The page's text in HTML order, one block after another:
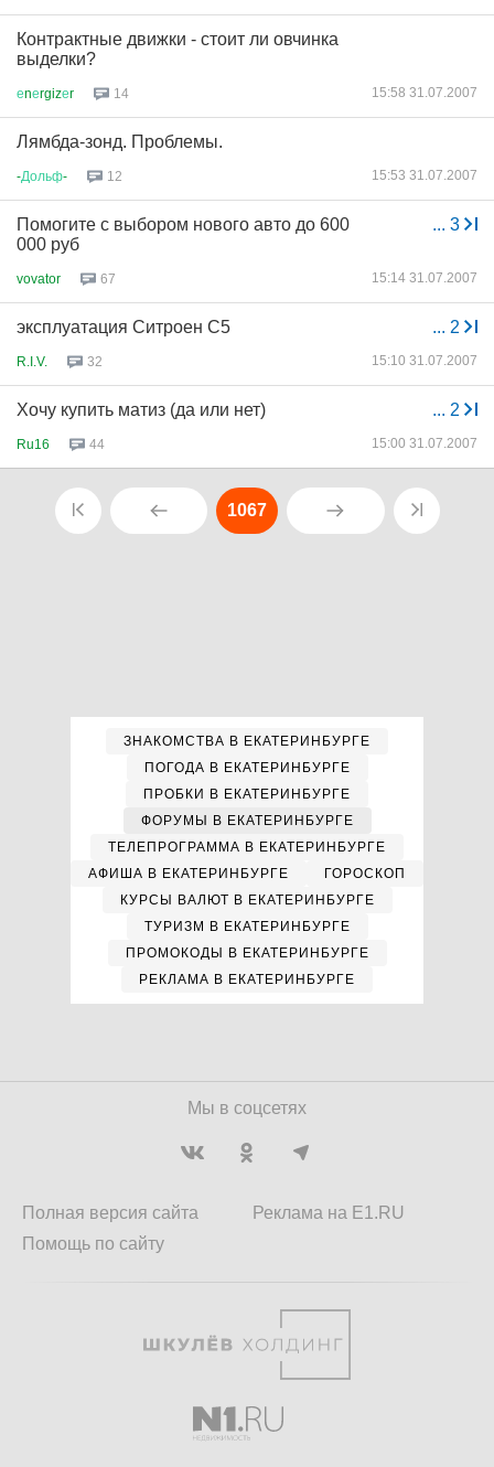
Контрактные движки - стоит ли овчинка
выделки?
еnеrgizеr 14 15:58 31.07.2007
Лямбда-зонд. Проблемы.
-Дольф- 12 15:53 31.07.2007
... 3
Помогите с выбором нового авто до 600
000 руб
vovator 67 15:14 31.07.2007
... 2
эксплуатация Ситроен С5
R.I.V. 32 15:10 31.07.2007
... 2
Хочу купить матиз (да или нет)
Ru16 44 15:00 31.07.2007
1067
ЗНАКОМСТВА В ЕКАТЕРИНБУРГЕ
ПОГОДА В ЕКАТЕРИНБУРГЕ
ПРОБКИ В ЕКАТЕРИНБУРГЕ
ФОРУМЫ В ЕКАТЕРИНБУРГЕ
ТЕЛЕПРОГРАММА В ЕКАТЕРИНБУРГЕ
АФИША В ЕКАТЕРИНБУРГЕ
ГОРОСКОП
КУРСЫ ВАЛЮТ В ЕКАТЕРИНБУРГЕ
ТУРИЗМ В ЕКАТЕРИНБУРГЕ
ПРОМОКОДЫ В ЕКАТЕРИНБУРГЕ
РЕКЛАМА В ЕКАТЕРИНБУРГЕ
Мы в соцсетях
Полная версия сайта
Помощь по сайту
Реклама на E1.RU